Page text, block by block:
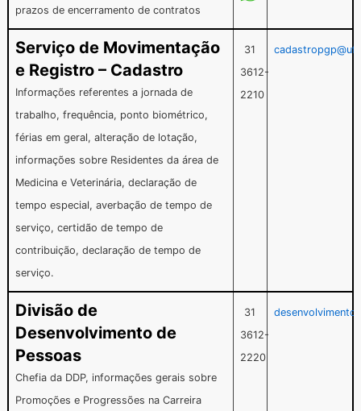
prazos de encerramento de contratos
Serviço de Movimentação
e Registro – Cadastro
Informações referentes a jornada de
trabalho, frequência, ponto biométrico,
férias em geral, alteração de lotação,
informações sobre Residentes da área de
Medicina e Veterinária, declaração de
tempo especial, averbação de tempo de
serviço, certidão de tempo de
contribuição, declaração de tempo de
serviço.
31
3612-
2210
Divisão de
Desenvolvimento de
Pessoas
Chefia da DDP, informações gerais sobre
Promoções e Progressões na Carreira
31
3612-
2220